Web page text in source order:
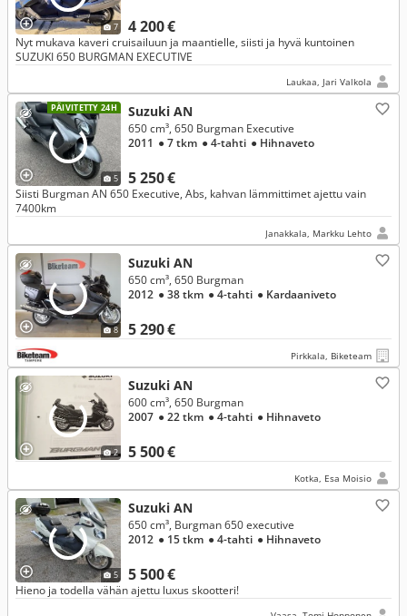
7 4 200 €
Nyt mukava kaveri cruisailuun ja maantielle, siisti ja hyvä kuntoinen
SUZUKI 650 BURGMAN EXECUTIVE
Laukaa, Jari Valkola
PÄIVITETTY 24H
5
Suzuki AN
5 250 €
650 cm³, 650 Burgman Executive
2011 ● 7 tkm ● 4-tahti ● Hihnaveto
Siisti Burgman AN 650 Executive, Abs, kahvan lämmittimet ajettu vain
7400km
Janakkala, Markku Lehto
8
Suzuki AN
5 290 €
650 cm³, 650 Burgman
2012 ● 38 tkm ● 4-tahti ● Kardaaniveto
Pirkkala, Biketeam
2
Suzuki AN
5 500 €
600 cm³, 650 Burgman
2007 ● 22 tkm ● 4-tahti ● Hihnaveto
Kotka, Esa Moisio
5
Suzuki AN
5 500 €
650 cm³, Burgman 650 executive
2012 ● 15 tkm ● 4-tahti ● Hihnaveto
Hieno ja todella vähän ajettu luxus skootteri!